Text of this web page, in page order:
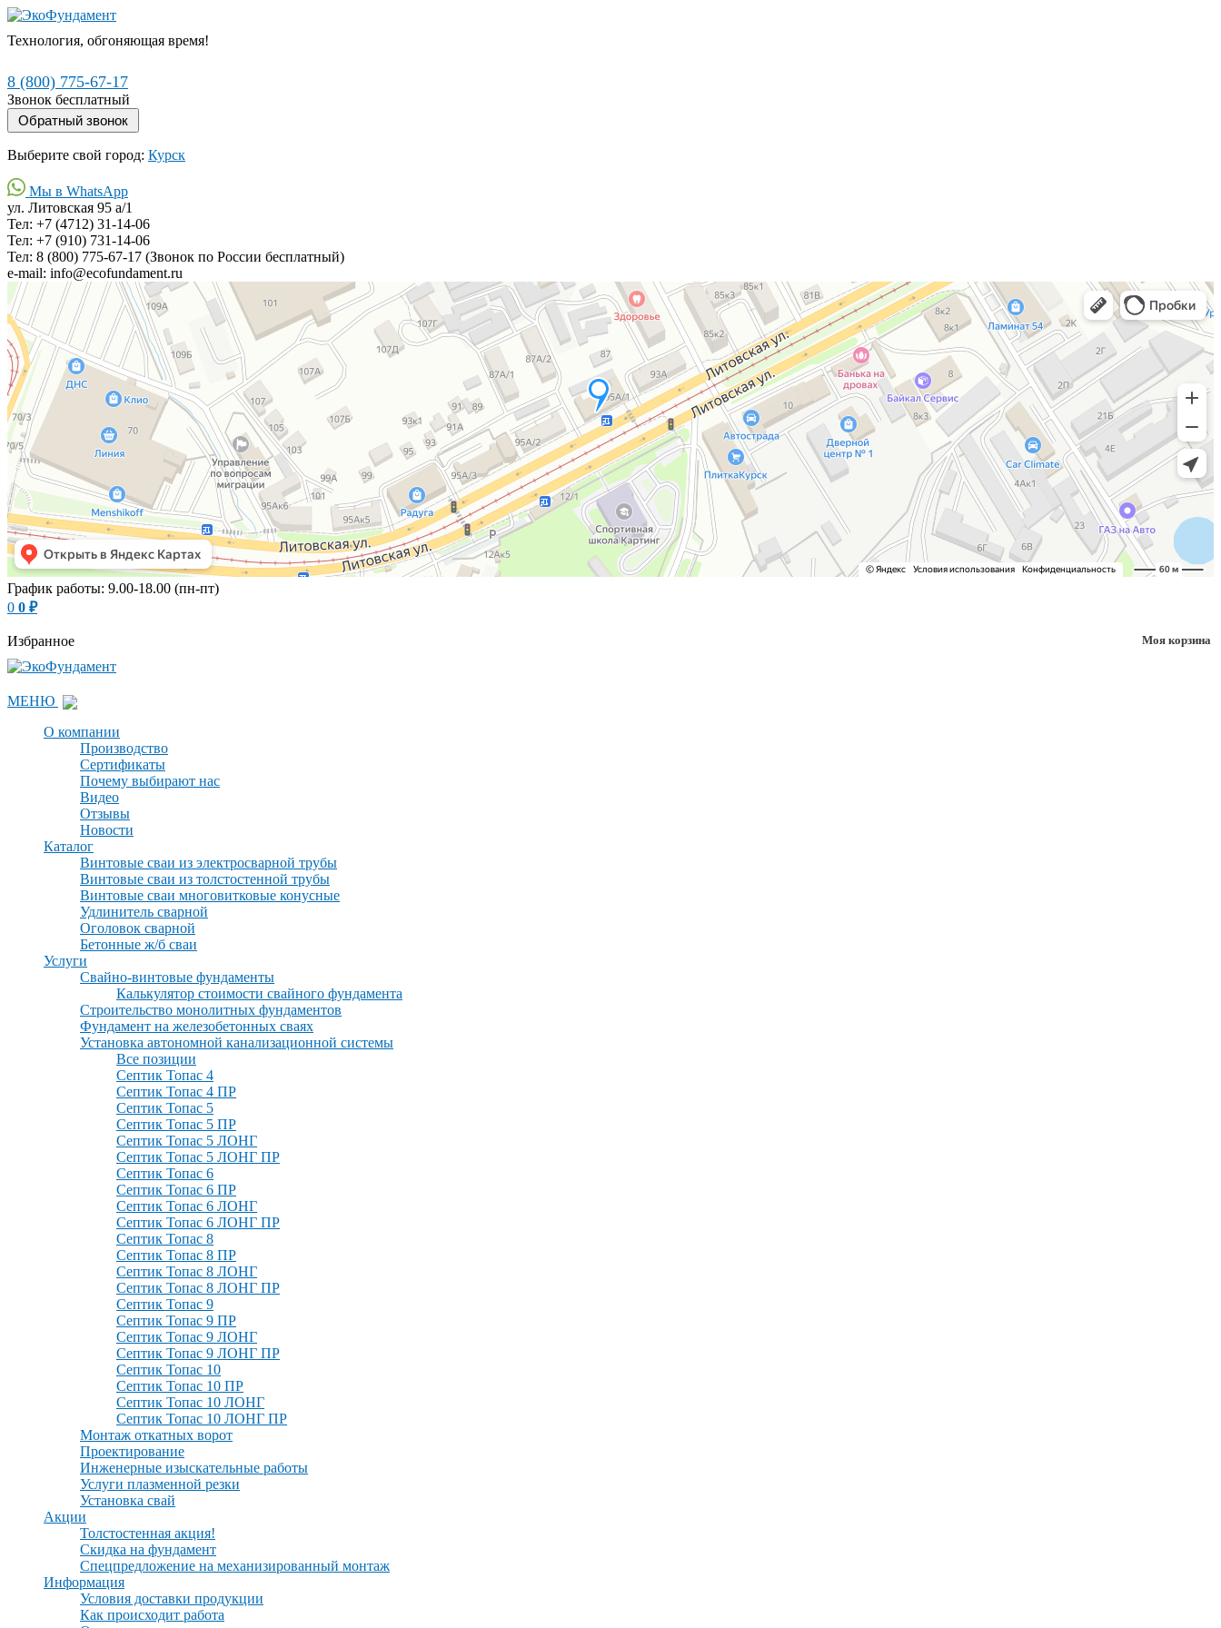
Технология, обгоняющая время!
8 (800) 775-67-17
Звонок бесплатный
Выберите свой город: Курск
Мы в WhatsApp
ул. Литовская 95 а/1
Тел: +7 (4712) 31-14-06
Тел: +7 (910) 731-14-06
Тел: 8 (800) 775-67-17 (Звонок по России бесплатный)
e-mail: info@ecofundament.ru
График работы: 9.00-18.00 (пн-пт)
0 0 ₽
Моя корзина
Избранное
МЕНЮ
О компании
Производство
Сертификаты
Почему выбирают нас
Видео
Отзывы
Новости
Каталог
Винтовые сваи из электросварной трубы
Винтовые сваи из толстостенной трубы
Винтовые сваи многовитковые конусные
Удлинитель сварной
Оголовок сварной
Бетонные ж/б сваи
Услуги
Свайно-винтовые фундаменты
Калькулятор стоимости свайного фундамента
Строительство монолитных фундаментов
Фундамент на железобетонных сваях
Установка автономной канализационной системы
Все позиции
Септик Топас 4
Септик Топас 4 ПР
Септик Топас 5
Септик Топас 5 ПР
Септик Топас 5 ЛОНГ
Септик Топас 5 ЛОНГ ПР
Септик Топас 6
Септик Топас 6 ПР
Септик Топас 6 ЛОНГ
Септик Топас 6 ЛОНГ ПР
Септик Топас 8
Септик Топас 8 ПР
Септик Топас 8 ЛОНГ
Септик Топас 8 ЛОНГ ПР
Септик Топас 9
Септик Топас 9 ПР
Септик Топас 9 ЛОНГ
Септик Топас 9 ЛОНГ ПР
Септик Топас 10
Септик Топас 10 ПР
Септик Топас 10 ЛОНГ
Септик Топас 10 ЛОНГ ПР
Монтаж откатных ворот
Проектирование
Инженерные изыскательные работы
Услуги плазменной резки
Установка свай
Акции
Толстостенная акция!
Скидка на фундамент
Спецпредложение на механизированный монтаж
Информация
Условия доставки продукции
Как происходит работа